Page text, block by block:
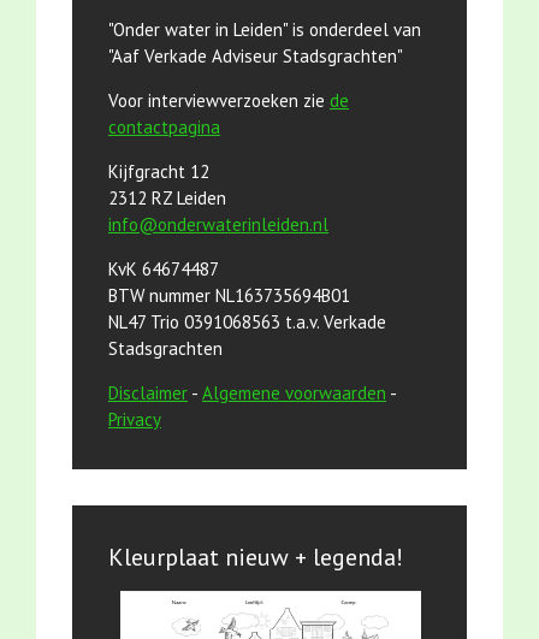
"Onder water in Leiden" is onderdeel van
"Aaf Verkade Adviseur Stadsgrachten"
Voor interviewverzoeken zie de
contactpagina
Kijfgracht 12
2312 RZ Leiden
info@onderwaterinleiden.nl
KvK 64674487
BTW nummer NL163735694B01
NL47 Trio 0391068563 t.a.v. Verkade
Stadsgrachten
Disclaimer - Algemene voorwaarden -
Privacy
Kleurplaat nieuw + legenda!